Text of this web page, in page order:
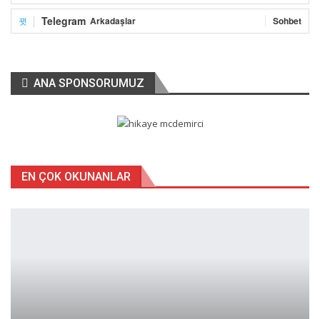
“HAFTA SONU KISITLAMASI
HAFTA İÇİNE YAYILABİLİR”
Hafta sonunda olan kısıtlama hafta içine yayılabilir. Şu anda saat
Telegram Arkadaşlar Sohbet
ANA SPONSORUMUZ
EN ÇOK OKUNANLAR